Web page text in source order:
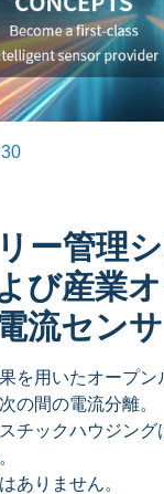
ー管理
び産業
流セン
を用いたオープン
の間の電流分離。
チックハウジン
ありません。